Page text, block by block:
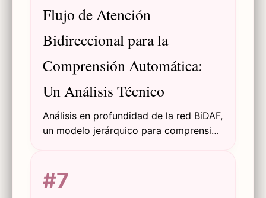
Flujo de Atención
Bidireccional para la
Comprensión Automática:
Un Análisis Técnico
Análisis en profundidad de la red BiDAF,
un modelo jerárquico para comprensión
SQuAD y CNN/DailyMail.
#7